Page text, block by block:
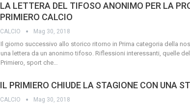
LA LETTERA DEL TIFOSO ANONIMO PER LA
PRIMIERO CALCIO
CALCIO Mag 30, 2018
Il giorno successivo allo storico ritorno in Prima categoria della
una lettera da un anonimo tifoso. Riflessioni interessanti, quelle
Primiero, sport che…
IL PRIMIERO CHIUDE LA STAGIONE CON UNA
CALCIO Mag 30, 2018